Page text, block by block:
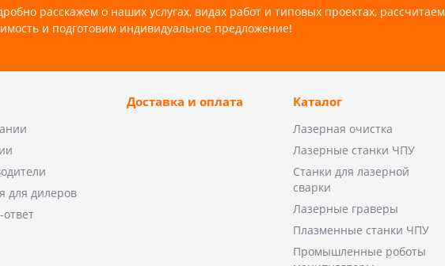
расскажем о наших услугах, видах работ и типовых проектах, рассчитаем
и подготовим индивидуальное предложение!
для дилеров
Доставка и оплата Каталог
Лазерная очистка
Лазерные станки ЧПУ
Станки для лазерной
сварки
Лазерные граверы
Плазменные станки ЧПУ
Промышленные роботы